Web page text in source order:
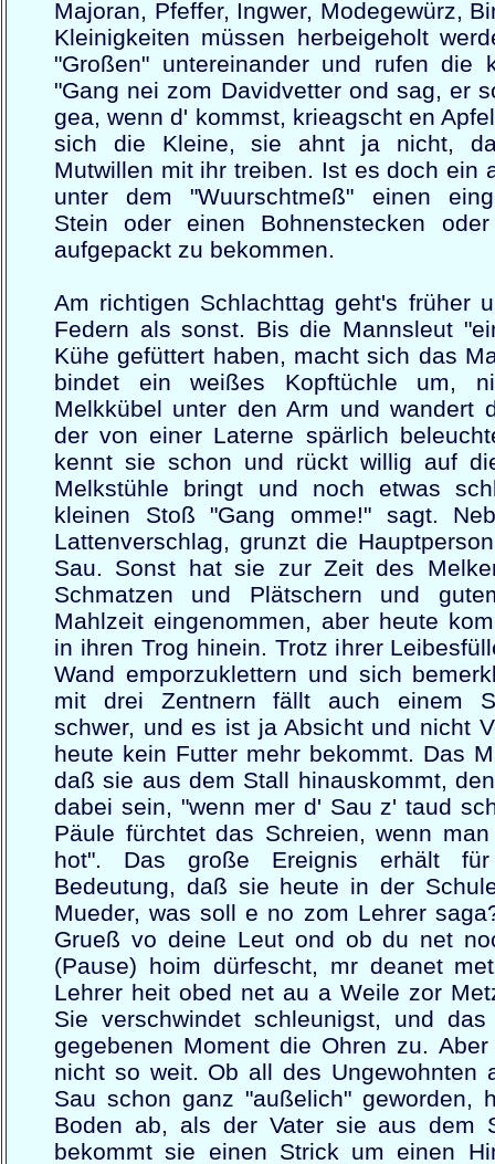
Majoran, Pfeffer, Ingwer, Modegewürz,
Kleinigkeiten müssen herbeigeholt
"Großen" untereinander und rufen die
"Gang nei zom Davidvetter ond sag, er
gea, wenn d' kommst, krieagscht en
sich die Kleine, sie ahnt ja nicht,
Mutwillen mit ihr treiben. Ist es doch ein
unter dem "Wuurschtmeß" einen
Stein oder einen Bohnenstecken
aufgepackt zu bekommen.
Am richtigen Schlachttag geht's früher
Federn als sonst. Bis die Mannsleut
Kühe gefüttert haben, macht sich das
bindet ein weißes Kopftüchle um,
Melkkübel unter den Arm und wandert
der von einer Laterne spärlich
kennt sie schon und rückt willig auf
Melkstühle bringt und noch etwas
kleinen Stoß "Gang omme!" sagt.
Lattenverschlag, grunzt die
Sau. Sonst hat sie zur Zeit des
Schmatzen und Plätschern und
Mahlzeit eingenommen, aber heute
in ihren Trog hinein. Trotz ihrer
Wand emporzuklettern und sich
mit drei Zentnern fällt auch einem
schwer, und es ist ja Absicht und nicht
heute kein Futter mehr bekommt. Das
daß sie aus dem Stall hinauskommt,
dabei sein, "wenn mer d' Sau z' taud
Päule fürchtet das Schreien, wenn
hot". Das große Ereignis erhält
Bedeutung, daß sie heute in der
Mueder, was soll e no zom Lehrer
Grueß vo deine Leut ond ob du net
(Pause) hoim dürfescht, mr deanet
Lehrer heit obed net au a Weile zor
Sie verschwindet schleunigst, und
gegebenen Moment die Ohren zu.
nicht so weit. Ob all des Ungewohnten
Sau schon ganz "außelich" geworden,
Boden ab, als der Vater sie aus dem
bekommt sie einen Strick um einen